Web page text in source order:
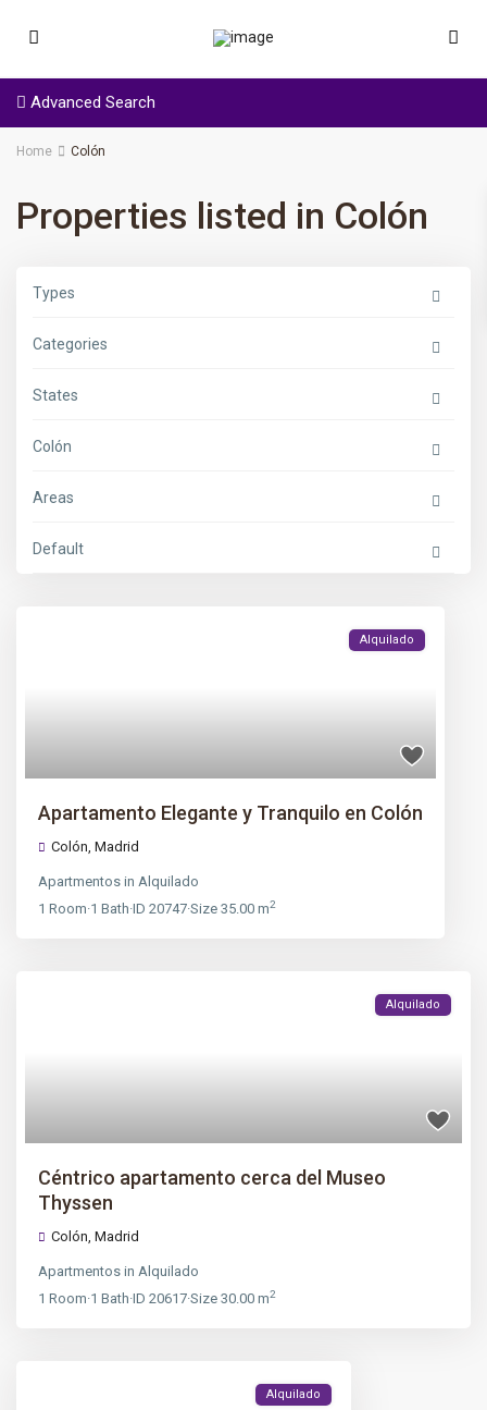
Advanced Search
Home Colón
Properties listed in Colón
Types
Categories
States
Colón
Areas
Default
Alquilado
Apartamento Elegante y Tranquilo en Colón
Colón,Madrid
Apartmentos inAlquilado
1 Room·1 Bath·ID20747·Size35.00 m2
Alquilado
Céntrico apartamento cerca del Museo
Thyssen
Colón,Madrid
Apartmentos inAlquilado
1 Room·1 Bath·ID20617·Size30.00 m2
Alquilado